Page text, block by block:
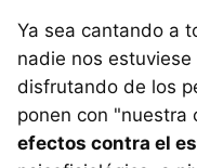
Ya sea cantando a
nadie nos
disfrutando de los
ponen con "nuestra
efectos contra el